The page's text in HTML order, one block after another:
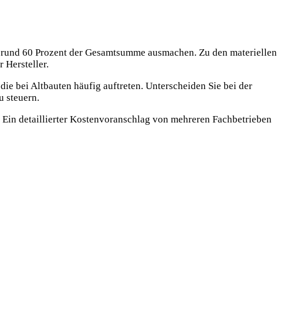
60 Prozent der Gesamtsumme ausmachen. Zu den materiellen
Hersteller.
bei Altbauten häufig auftreten. Unterscheiden Sie bei der
steuern.
detaillierter Kostenvoranschlag von mehreren Fachbetrieben